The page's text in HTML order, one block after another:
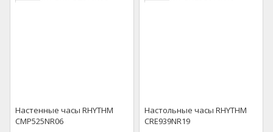
Настенные часы RHYTHM
CMP525NR06
Настольные часы RHYTHM
CRE939NR19